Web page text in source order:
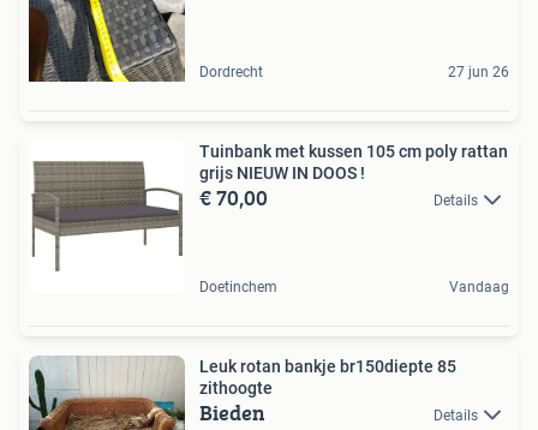
Dordrecht 27 jun 26
Tuinbank met kussen 105 cm poly rattan
grijs NIEUW IN DOOS !
€ 70,00 Details
Doetinchem Vandaag
Leuk rotan bankje br150diepte 85
zithoogte
Bieden Details